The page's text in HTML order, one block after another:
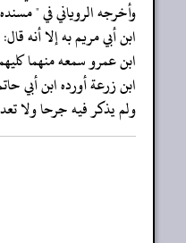
‏‏‏‏وأخرجه الروياني في " مسنده " (10 / 59 / 1) : أخبرنا أبو بكر
‏‏‏‏ابن أبي مريم به إلا
‏‏‏‏ابن عمرو سمعه منهما
‏‏‏‏ابن زرعة أورده ابن أبي حاتم (2 / 1 / 346) من رواية أبي قبيل
‏‏‏‏ولم يذكر فيه جرحا ولا